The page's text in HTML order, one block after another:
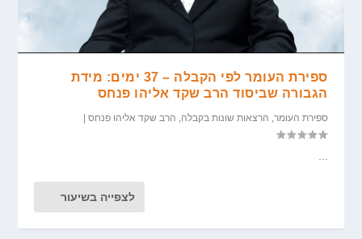
ספירת העומר לפי הקבלה – 37 ימים: מידת
הגבורה שביסוד הרב שקד אליהו פנחס
ספירת העומר הרצאות שונות בקבלה הרב שקד אליהו פנחס |
לצפייה בשיעור